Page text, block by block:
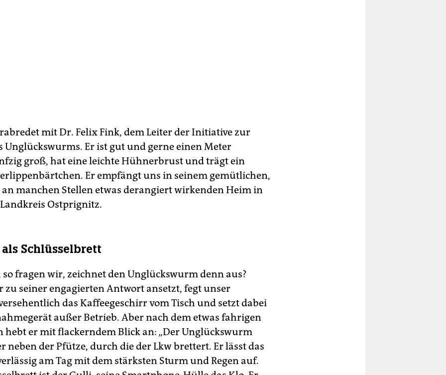
mit Dr. Felix Fink, dem Leiter der Initiative zur
Unglückswurms. Er ist gut und gerne einen Meter
groß, hat eine leichte Hühnerbrust und trägt ein
Er empfängt uns in seinem gemütlichen,
manchen Stellen etwas derangiert wirkenden Heim in
Ostprignitz.
Schlüsselbrett
so fragen wir, zeichnet den Unglückswurm denn aus?
zu seiner engagierten Antwort ansetzt, fegt unser
das Kaffeegeschirr vom Tisch und setzt dabei
außer Betrieb. Aber nach dem etwas fahrigen
hebt er mit flackerndem Blick an: „Der Unglückswurm
neben der Pfütze, durch die der Lkw brettert. Er lässt das
am Tag mit dem stärksten Sturm und Regen auf.